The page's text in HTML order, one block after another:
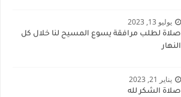
يوليو 13, 2023
صلاة لطلب مرافقة يسوع المسيح لنا خلال كل
النهار
يناير 21, 2023
صلاة الشكر لله